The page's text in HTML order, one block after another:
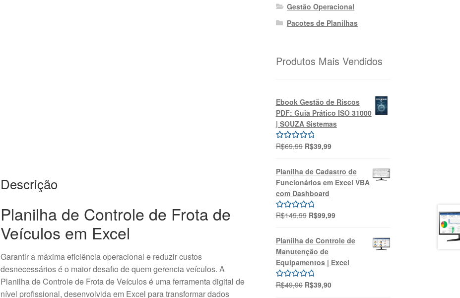
Descrição
Planilha de Controle de Frota de
Veículos em Excel
Garantir a máxima eficiência operacional e reduzir custos
desnecessários é o maior desafio de quem gerencia veículos. A
Planilha de Controle de Frota de Veículos é uma ferramenta digital de
nível profissional, desenvolvida em Excel para transformar dados
Gestão Operacional
Pacotes de Planilhas
Produtos Mais Vendidos
Ebook Gestão de Riscos
PDF: Guia Prático ISO 31000
| SOUZA Sistemas
Avaliação
R$69,99 O
original
era:
R$69,99.
R$39,99O
é:
R$39,99.
Planilha de Cadastro de
Funcionários em Excel VBA
com Dashboard
Avaliação
R$149,99 O
original
era:
R$149,99.
R$99,99O
atual
é:
R$99,99.
Planilha de Controle de
Manutenção de
Equipamentos | Excel
Avaliação
R$49,90 O
R$39,90O